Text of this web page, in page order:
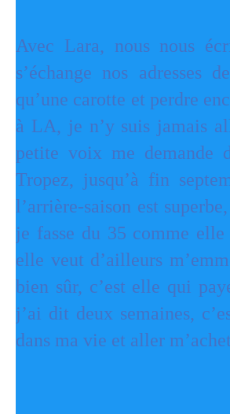
Avec Lara, nous nous
s’échange nos adresses
qu’une carotte et perdre
à LA, je n’y suis jamais
petite voix me demande
Tropez, jusqu’à fin
l’arrière-saison est
je fasse du 35 comme
elle veut d’ailleurs
bien sûr, c’est elle qui
j’ai dit deux semaines,
dans ma vie et aller